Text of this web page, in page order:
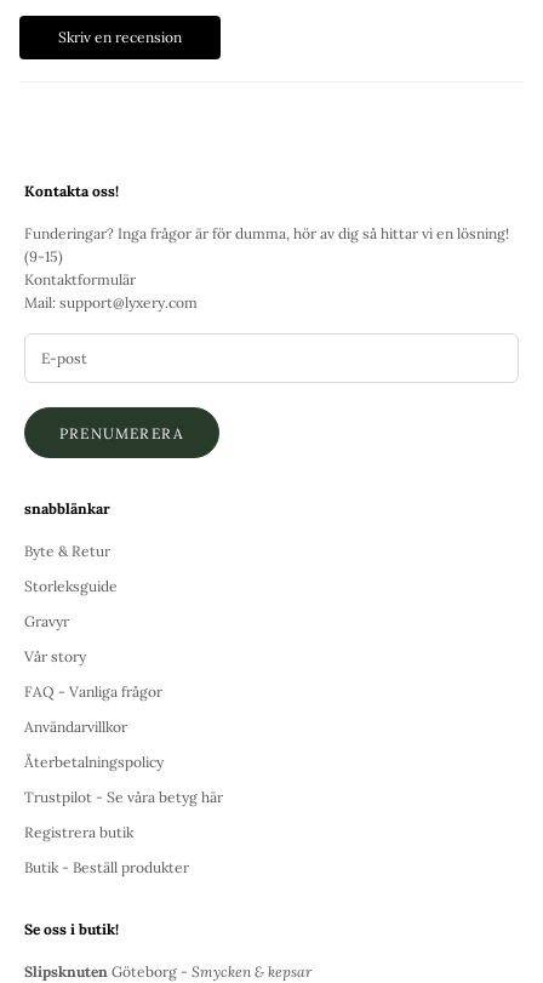
Skriv en recension
Kontakta oss!
Funderingar? Inga frågor är för dumma, hör av dig så hittar vi en lösning!
(9-15)
Kontaktformulär
Mail: support@lyxery.com
PRENUMERERA
snabblänkar
Byte & Retur
Storleksguide
Gravyr
Vår story
FAQ - Vanliga frågor
Användarvillkor
Återbetalningspolicy
Trustpilot - Se våra betyg här
Registrera butik
Butik - Beställ produkter
Se oss i butik!
Slipsknuten Göteborg - Smycken & kepsar